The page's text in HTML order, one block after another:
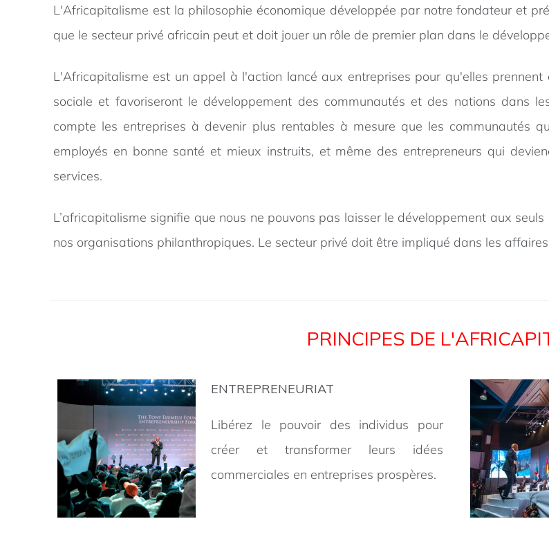
L'Africapitalisme est la philosophie économique développée par notre fondateur et
que le secteur privé africain peut et doit jouer un rôle de premier plan dans le
L'Africapitalisme est un appel à l'action lancé aux entreprises pour qu'elles
sociale et favoriseront le développement des communautés et des nations dans
compte les entreprises à devenir plus rentables à mesure que les communautés
employés en bonne santé et mieux instruits, et même des entrepreneurs qui
services.
L’africapitalisme signifie que nous ne pouvons pas laisser le développement aux
nos organisations philanthropiques. Le secteur privé doit être impliqué dans les
PRINCIPES DE
ENTREPRENEURIAT
Libérez le pouvoir des individus pour
créer et transformer leurs idées
commerciales en entreprises prospères.